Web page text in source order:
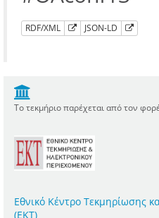
RDF/XML JSON-LD
Το τεκμήριο παρέχεται από τον
Εθνικό Κέντρο Τεκμηρίωσης
(ΕΚΤ)